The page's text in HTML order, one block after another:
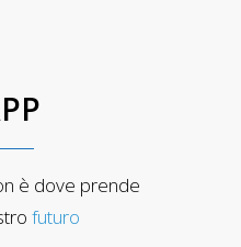
è dove prende
futuro